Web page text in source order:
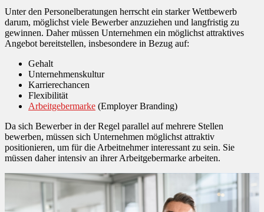
Unter den Personelberatungen herrscht ein starker Wettbewerb
darum, möglichst viele Bewerber anzuziehen und langfristig zu
gewinnen. Daher müssen Unternehmen ein möglichst attraktives
Angebot bereitstellen, insbesondere in Bezug auf:
Gehalt
Unternehmenskultur
Karrierechancen
Flexibilität
Arbeitgebermarke (Employer Branding)
Da sich Bewerber in der Regel parallel auf mehrere Stellen
bewerben, müssen sich Unternehmen möglichst attraktiv
positionieren, um für die Arbeitnehmer interessant zu sein. Sie
müssen daher intensiv an ihrer Arbeitgebermarke arbeiten.